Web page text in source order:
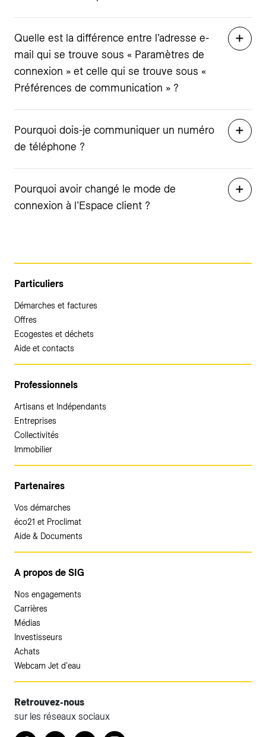
Quelle est la différence entre l’adresse e-
mail qui se trouve sous « Paramètres de
connexion » et celle qui se trouve sous «
Préférences de communication » ?
Pourquoi dois-je communiquer un numéro
de téléphone ?
Pourquoi avoir changé le mode de
connexion à l’Espace client ?
Particuliers
Démarches et factures
Offres
Ecogestes et déchets
Aide et contacts
Professionnels
Artisans et Indépendants
Entreprises
Collectivités
Immobilier
Partenaires
Vos démarches
éco21 et Proclimat
Aide & Documents
A propos de SIG
Nos engagements
Carrières
Médias
Investisseurs
Achats
Webcam Jet d'eau
Retrouvez-nous
sur les réseaux sociaux
Accéder à votre espace client SIG.